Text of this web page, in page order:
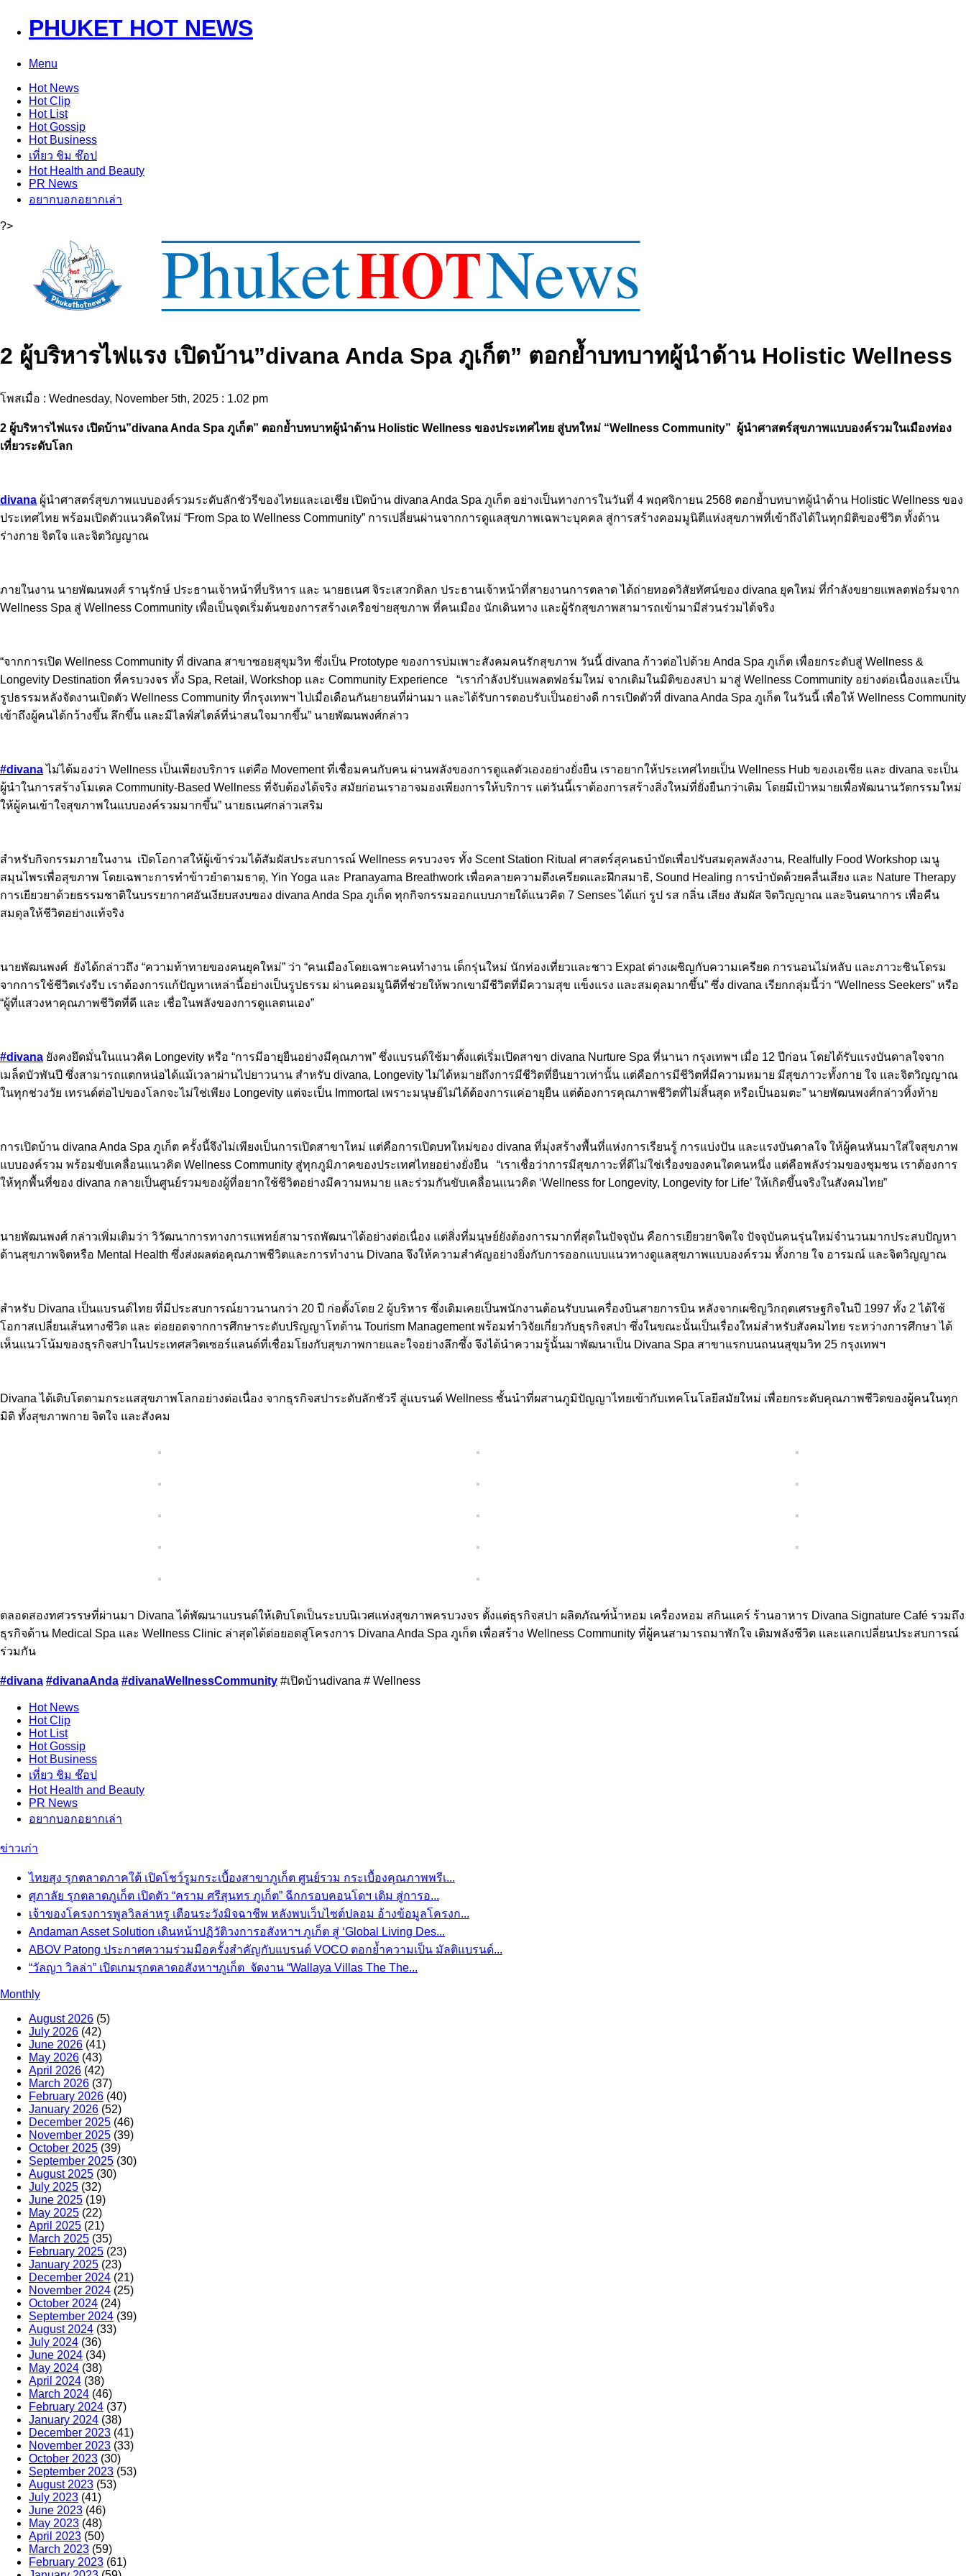
PHUKET HOT NEWS
Menu
HotNews
HotClip
HotList
HotGossip
HotBusiness
เที่ยว ชิม ช๊อป
HotHealth and Beauty
PR News
อยากบอกอยากเล่า
?>
2 ผู้บริหารไฟแรง เปิดบ้าน”divana Anda Spa ภูเก็ต” ตอกย้ำบทบาทผู้นำด้าน Holistic Wellness
โพสเมื่อ : Wednesday, November 5th, 2025 : 1.02 pm
2 ผู้บริหารไฟแรง เปิดบ้าน”divana Anda Spa ภูเก็ต” ตอกย้ำบทบาทผู้นำด้าน Holistic Wellness ของประเทศไทย สู่บทใหม่ “Wellness Community” ผู้นำศาสตร์สุขภาพแบบองค์รวมในเมืองท่อง
เที่ยวระดับโลก
divana ผู้นำศาสตร์สุขภาพแบบองค์รวมระดับลักชัวรีของไทยและเอเชีย เปิดบ้าน divana Anda Spa ภูเก็ต อย่างเป็นทางการในวันที่ 4 พฤศจิกายน 2568 ตอกย้ำบทบาทผู้นำด้าน Holistic Wellness ของ
ประเทศไทย พร้อมเปิดตัวแนวคิดใหม่ “From Spa to Wellness Community” การเปลี่ยนผ่านจากการดูแลสุขภาพเฉพาะบุคคล สู่การสร้างคอมมูนิตีแห่งสุขภาพที่เข้าถึงได้ในทุกมิติของชีวิต ทั้งด้าน
ร่างกาย จิตใจ และจิตวิญญาณ
ภายในงาน นายพัฒนพงศ์ รานุรักษ์ ประธานเจ้าหน้าที่บริหาร และ นายธเนศ จิระเสวกดิลก ประธานเจ้าหน้าที่สายงานการตลาด ได้ถ่ายทอดวิสัยทัศน์ของ divana ยุคใหม่ ที่กำลังขยายแพลตฟอร์มจาก
Wellness Spa สู่ Wellness Community เพื่อเป็นจุดเริ่มต้นของการสร้างเครือข่ายสุขภาพ ที่คนเมือง นักเดินทาง และผู้รักสุขภาพสามารถเข้ามามีส่วนร่วมได้จริง
“จากการเปิด Wellness Community ที่ divana สาขาซอยสุขุมวิท ซึ่งเป็น Prototype ของการบ่มเพาะสังคมคนรักสุขภาพ วันนี้ divana ก้าวต่อไปด้วย Anda Spa ภูเก็ต เพื่อยกระดับสู่ Wellness &
Longevity Destination ที่ครบวงจร ทั้ง Spa, Retail, Workshop และ Community Experience “เรากำลังปรับแพลตฟอร์มใหม่ จากเดิมในมิติของสปา มาสู่ Wellness Community อย่างต่อเนื่องและเป็น
รูปธรรมหลังจัดงานเปิดตัว Wellness Community ที่กรุงเทพฯ ไปเมื่อเดือนกันยายนที่ผ่านมา และได้รับการตอบรับเป็นอย่างดี การเปิดตัวที่ divana Anda Spa ภูเก็ต ในวันนี้ เพื่อให้ Wellness Community
เข้าถึงผู้คนได้กว้างขึ้น ลึกขึ้น และมีไลฟ์สไตล์ที่น่าสนใจมากขึ้น” นายพัฒนพงศ์กล่าว
#divanaไม่ได้มองว่า Wellness เป็นเพียงบริการ แต่คือ Movement ที่เชื่อมคนกับคน ผ่านพลังของการดูแลตัวเองอย่างยั่งยืน เราอยากให้ประเทศไทยเป็น Wellness Hub ของเอเชีย และ divana จะเป็น
ผู้นำในการสร้างโมเดล Community-Based Wellness ที่จับต้องได้จริง สมัยก่อนเราอาจมองเพียงการให้บริการ แต่วันนี้เราต้องการสร้างสิ่งใหม่ที่ยั่งยืนกว่าเดิม โดยมีเป้าหมายเพื่อพัฒนานวัตกรรมใหม่
ให้ผู้คนเข้าใจสุขภาพในแบบองค์รวมมากขึ้น” นายธเนศกล่าวเสริม
สำหรับกิจกรรมภายในงาน เปิดโอกาสให้ผู้เข้าร่วมได้สัมผัสประสบการณ์ Wellness ครบวงจร ทั้ง Scent Station Ritual ศาสตร์สุคนธบำบัดเพื่อปรับสมดุลพลังงาน, Realfully Food Workshop เมนู
สมุนไพรเพื่อสุขภาพ โดยเฉพาะการทำข้าวยำตามธาตุ, Yin Yoga และ Pranayama Breathwork เพื่อคลายความตึงเครียดและฝึกสมาธิ, Sound Healing การบำบัดด้วยคลื่นเสียง และ Nature Therapy
การเยียวยาด้วยธรรมชาติในบรรยากาศอันเงียบสงบของ divana Anda Spa ภูเก็ต ทุกกิจกรรมออกแบบภายใต้แนวคิด 7 Senses ได้แก่ รูป รส กลิ่น เสียง สัมผัส จิตวิญญาณ และจินตนาการ เพื่อคืน
สมดุลให้ชีวิตอย่างแท้จริง
นายพัฒนพงศ์ ยังได้กล่าวถึง “ความท้าทายของคนยุคใหม่” ว่า “คนเมืองโดยเฉพาะคนทำงาน เด็กรุ่นใหม่ นักท่องเที่ยวและชาว Expat ต่างเผชิญกับความเครียด การนอนไม่หลับ และภาวะซินโดรม
จากการใช้ชีวิตเร่งรีบ เราต้องการแก้ปัญหาเหล่านี้อย่างเป็นรูปธรรม ผ่านคอมมูนิตีที่ช่วยให้พวกเขามีชีวิตที่มีความสุข แข็งแรง และสมดุลมากขึ้น” ซึ่ง divana เรียกกลุ่มนี้ว่า “Wellness Seekers” หรือ
“ผู้ที่แสวงหาคุณภาพชีวิตที่ดี และ เชื่อในพลังของการดูแลตนเอง”
#divana ยังคงยึดมั่นในแนวคิด Longevity หรือ “การมีอายุยืนอย่างมีคุณภาพ” ซึ่งแบรนด์ใช้มาตั้งแต่เริ่มเปิดสาขา divana Nurture Spa ที่นานา กรุงเทพฯ เมื่อ 12 ปีก่อน โดยได้รับแรงบันดาลใจจาก
เมล็ดบัวพันปี ซึ่งสามารถแตกหน่อได้แม้เวลาผ่านไปยาวนาน สำหรับ divana, Longevity ไม่ได้หมายถึงการมีชีวิตที่ยืนยาวเท่านั้น แต่คือการมีชีวิตที่มีความหมาย มีสุขภาวะทั้งกาย ใจ และจิตวิญญาณ
ในทุกช่วงวัย เทรนด์ต่อไปของโลกจะไม่ใช่เพียง Longevity แต่จะเป็น Immortal เพราะมนุษย์ไม่ได้ต้องการแค่อายุยืน แต่ต้องการคุณภาพชีวิตที่ไม่สิ้นสุด หรือเป็นอมตะ” นายพัฒนพงศ์กล่าวทิ้งท้าย
การเปิดบ้าน divana Anda Spa ภูเก็ต ครั้งนี้จึงไม่เพียงเป็นการเปิดสาขาใหม่ แต่คือการเปิดบทใหม่ของ divana ที่มุ่งสร้างพื้นที่แห่งการเรียนรู้ การแบ่งปัน และแรงบันดาลใจ ให้ผู้คนหันมาใส่ใจสุขภาพ
แบบองค์รวม พร้อมขับเคลื่อนแนวคิด Wellness Community สู่ทุกภูมิภาคของประเทศไทยอย่างยั่งยืน “เราเชื่อว่าการมีสุขภาวะที่ดีไม่ใช่เรื่องของคนใดคนหนึ่ง แต่คือพลังร่วมของชุมชน เราต้องการ
ให้ทุกพื้นที่ของ divana กลายเป็นศูนย์รวมของผู้ที่อยากใช้ชีวิตอย่างมีความหมาย และร่วมกันขับเคลื่อนแนวคิด ‘Wellness for Longevity, Longevity for Life’ ให้เกิดขึ้นจริงในสังคมไทย”
นายพัฒนพงศ์ กล่าวเพิ่มเติมว่า วิวัฒนาการทางการแพทย์สามารถพัฒนาได้อย่างต่อเนื่อง แต่สิ่งที่มนุษย์ยังต้องการมากที่สุดในปัจจุบัน คือการเยียวยาจิตใจ ปัจจุบันคนรุ่นใหม่จำนวนมากประสบปัญหา
ด้านสุขภาพจิตหรือ Mental Health ซึ่งส่งผลต่อคุณภาพชีวิตและการทำงาน Divana จึงให้ความสำคัญอย่างยิ่งกับการออกแบบแนวทางดูแลสุขภาพแบบองค์รวม ทั้งกาย ใจ อารมณ์ และจิตวิญญาณ
สำหรับ Divana เป็นแบรนด์ไทย ที่มีประสบการณ์ยาวนานกว่า 20 ปี ก่อตั้งโดย 2 ผู้บริหาร ซึ่งเดิมเคยเป็นพนักงานต้อนรับบนเครื่องบินสายการบิน หลังจากเผชิญวิกฤตเศรษฐกิจในปี 1997 ทั้ง 2 ได้ใช้
โอกาสเปลี่ยนเส้นทางชีวิต และ ต่อยอดจากการศึกษาระดับปริญญาโทด้าน Tourism Management พร้อมทำวิจัยเกี่ยวกับธุรกิจสปา ซึ่งในขณะนั้นเป็นเรื่องใหม่สำหรับสังคมไทย ระหว่างการศึกษา ได้
เห็นแนวโน้มของธุรกิจสปาในประเทศสวิตเซอร์แลนด์ที่เชื่อมโยงกับสุขภาพกายและใจอย่างลึกซึ้ง จึงได้นำความรู้นั้นมาพัฒนาเป็น Divana Spa สาขาแรกบนถนนสุขุมวิท 25 กรุงเทพฯ
Divana ได้เติบโตตามกระแสสุขภาพโลกอย่างต่อเนื่อง จากธุรกิจสปาระดับลักชัวรี สู่แบรนด์ Wellness ชั้นนำที่ผสานภูมิปัญญาไทยเข้ากับเทคโนโลยีสมัยใหม่ เพื่อยกระดับคุณภาพชีวิตของผู้คนในทุก
มิติ ทั้งสุขภาพกาย จิตใจ และสังคม
ตลอดสองทศวรรษที่ผ่านมา Divana ได้พัฒนาแบรนด์ให้เติบโตเป็นระบบนิเวศแห่งสุขภาพครบวงจร ตั้งแต่ธุรกิจสปา ผลิตภัณฑ์น้ำหอม เครื่องหอม สกินแคร์ ร้านอาหาร Divana Signature Café รวมถึง
ธุรกิจด้าน Medical Spa และ Wellness Clinic ล่าสุดได้ต่อยอดสู่โครงการ Divana Anda Spa ภูเก็ต เพื่อสร้าง Wellness Community ที่ผู้คนสามารถมาพักใจ เติมพลังชีวิต และแลกเปลี่ยนประสบการณ์
ร่วมกัน
#divana #divanaAnda #divanaWellnessCommunity #เปิดบ้านdivana # Wellness
HotNews
HotClip
HotList
HotGossip
HotBusiness
เที่ยว ชิม ช๊อป
HotHealth and Beauty
PR News
อยากบอกอยากเล่า
ข่าวเก่า
ไทยสุง รุกตลาดภาคใต้ เปิดโชว์รูมกระเบื้องสาขาภูเก็ต ศูนย์รวม กระเบื้องคุณภาพพรีเ...
ศุภาลัย รุกตลาดภูเก็ต เปิดตัว “คราม ศรีสุนทร ภูเก็ต” ฉีกกรอบคอนโดฯ เดิม สู่การอ...
เจ้าของโครงการพูลวิลล่าหรู เตือนระวังมิจฉาชีพ หลังพบเว็บไซต์ปลอม อ้างข้อมูลโครงก...
Andaman Asset Solution เดินหน้าปฏิวัติวงการอสังหาฯ ภูเก็ต สู่ ‘Global Living Des...
ABOV Patong ประกาศความร่วมมือครั้งสำคัญกับแบรนด์ VOCO ตอกย้ำความเป็น มัลติแบรนด์...
“วัลญา วิลล่า” เปิดเกมรุกตลาดอสังหาฯภูเก็ต จัดงาน “Wallaya Villas The The...
Monthly
August 2026 (5)
July 2026 (42)
June 2026 (41)
May 2026 (43)
April 2026 (42)
March 2026 (37)
February 2026 (40)
January 2026 (52)
December 2025 (46)
November 2025 (39)
October 2025 (39)
September 2025 (30)
August 2025 (30)
July 2025 (32)
June 2025 (19)
May 2025 (22)
April 2025 (21)
March 2025 (35)
February 2025 (23)
January 2025 (23)
December 2024 (21)
November 2024 (25)
October 2024 (24)
September 2024 (39)
August 2024 (33)
July 2024 (36)
June 2024 (34)
May 2024 (38)
April 2024 (38)
March 2024 (46)
February 2024 (37)
January 2024 (38)
December 2023 (41)
November 2023 (33)
October 2023 (30)
September 2023 (53)
August 2023 (53)
July 2023 (41)
June 2023 (46)
May 2023 (48)
April 2023 (50)
March 2023 (59)
February 2023 (61)